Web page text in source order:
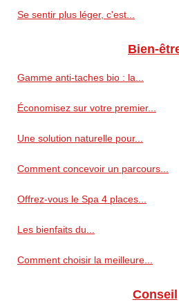
Se sentir plus léger, c'est...
Bien-
Gamme anti‑taches bio : la...
Économisez sur votre premier...
Une solution naturelle pour...
Comment concevoir un parcours...
Offrez-vous le Spa 4 places...
Les bienfaits du...
Comment choisir la meilleure...
Conseil